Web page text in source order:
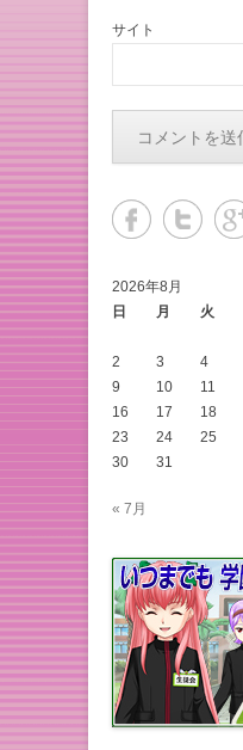
サイト
2026年8月
日
月 火
2
3 4
9
10 11
16
17 18
23
24 25
30
31
« 7月